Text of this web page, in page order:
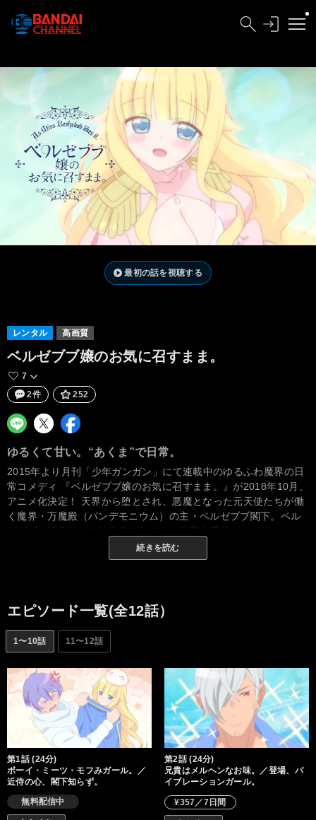
最初の話を視聴する
レンタル 高画質
ベルゼブブ嬢のお気に召すまま。
7
2件
252
ゆるくて甘い。“あくま”で日常。
2015年より月刊「少年ガンガン」にて連載中のゆるふわ魔界の日
常コメディ 『ベルゼブブ嬢のお気に召すまま。』が2018年10月、
アニメ化決定！ 天界から堕とされ、悪魔となった元天使たちが働
く魔界・万魔殿（パンデモニウム）の主・ベルゼブブ閣下。ベル
ゼブブに近侍として仕えることになった新人職員・ミュリン。ベ
ルゼブブは知的でクール……と思いきや、実はモフモフ大好きゆ
るふわ少女だった！ 憧れと現実のギャップに戸惑いつつも、日々
ちがある気持ちに名前を付けるまでのお話。……かもしれない。
続きを読む
エピソード一覧(全12話）
1〜10話 11〜12話
第1話 (24分)
ボーイ・ミーツ・モフみガール。／
近侍の心、閣下知らず。
無料配信中
第2話 (24分)
兄貴はメルヘンなお味。／登場、バ
イブレーションガール。
¥357／7日間